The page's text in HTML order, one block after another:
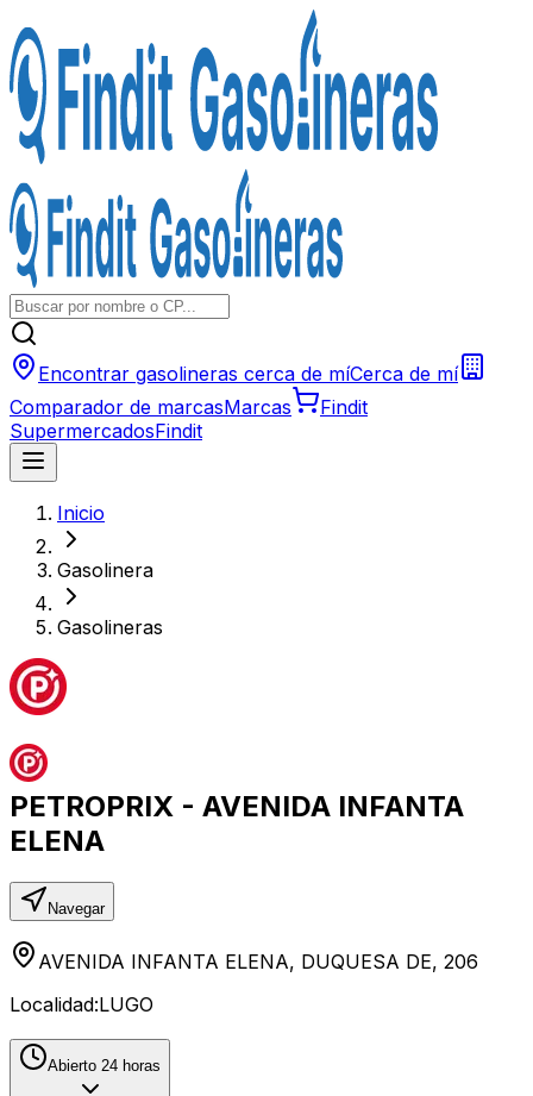
Encontrar gasolineras cerca de míCerca de mí
Comparador de marcasMarcas
Findit
SupermercadosFindit
Inicio
Gasolinera
Gasolineras
PETROPRIX - AVENIDA INFANTA
ELENA
Navegar
AVENIDA INFANTA ELENA, DUQUESA DE, 206
Localidad:LUGO
Abierto 24 horas